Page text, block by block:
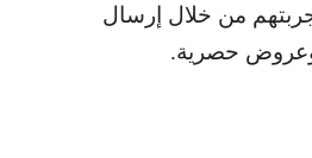
من خلال إرسال
حصرية.